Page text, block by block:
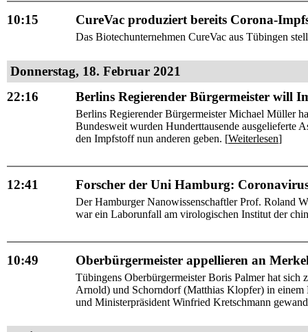
10:15 CureVac produziert bereits Corona-
Das Biotechunternehmen CureVac aus Tübingen
Donnerstag, 18. Februar 2021
22:16
Berlins Regierender Bürgermeister will
Berlins Regierender Bürgermeister Michael Müller
Bundesweit wurden Hunderttausende
den Impfstoff nun anderen geben. [Weiterlesen]
12:41 Forscher der Uni Hamburg:
Der Hamburger Nanowissenschaftler Prof. Roland
war ein Laborunfall am virologischen Institut der
10:49 Oberbürgermeister appellieren an
Tübingens Oberbürgermeister Boris Palmer hat
Arnold) und Schorndorf (Matthias Klopfer) in
und Ministerpräsident Winfried Kretschmann